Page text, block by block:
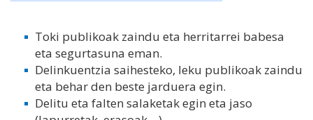
Toki publikoak zaindu eta herritarrei babesa
eta segurtasuna eman.
Delinkuentzia saihesteko, leku publikoak zaindu
eta behar den beste jarduera egin.
Delitu eta falten salaketak egin eta jaso